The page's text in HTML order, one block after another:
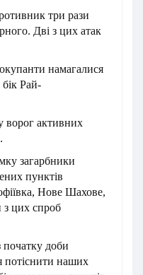
три рази
Дві з цих атак
намагалися
Рай-
ворог активних
загарбники
пунктів
Нове Шахове,
з цих спроб
доби
потіснити наших